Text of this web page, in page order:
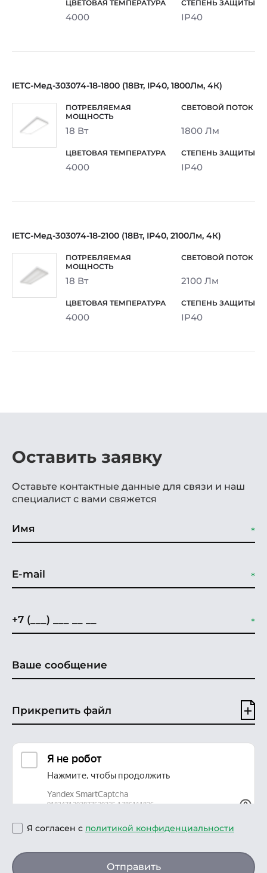
4000 IP40
IETC-Мед-303074-18-1800 (18Вт, IP40, 1800Лм, 4К)
18 Вт 1800 Лм
4000 IP40
IETC-Мед-303074-18-2100 (18Вт, IP40, 2100Лм, 4К)
18 Вт 2100 Лм
4000 IP40
Оставить заявку
Оставьте контактные данные для связи и наш
специалист с вами свяжется
Прикрепить файл
Я согласен с политикой конфиденциальности
Отправить